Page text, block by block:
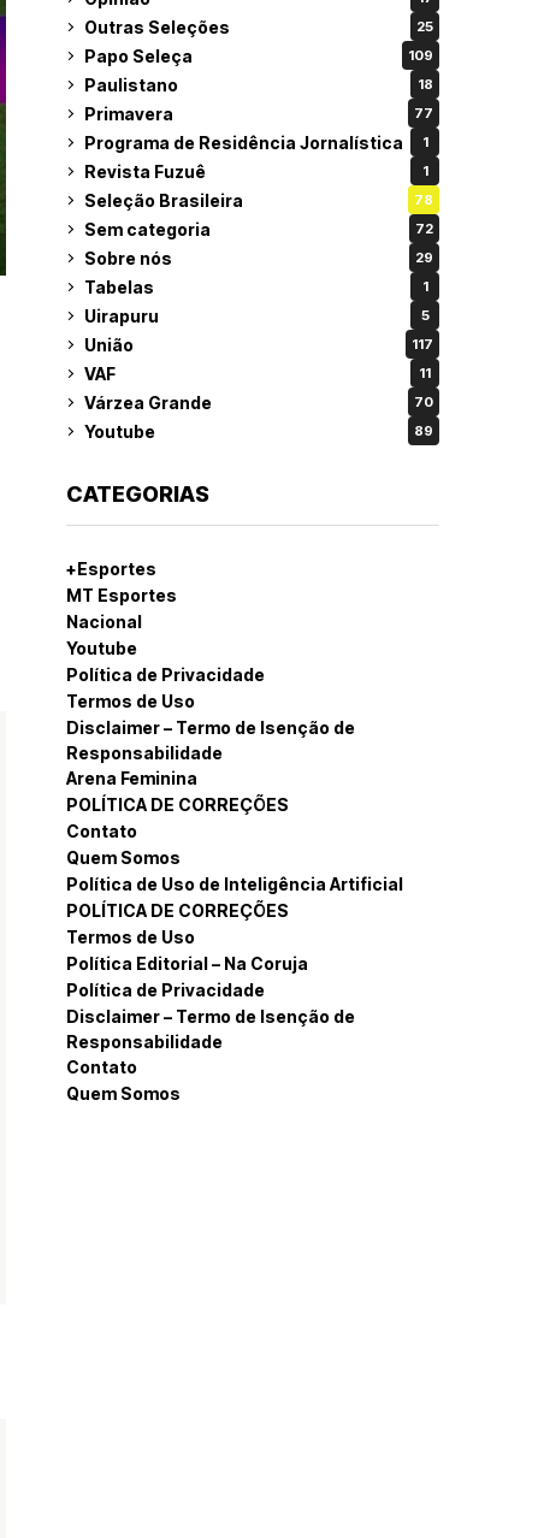
Outras Seleções 25
Papo Seleça 109
Paulistano 18
Primavera 77
Programa de Residência Jornalística 1
Revista Fuzuê 1
Seleção Brasileira 78
Sem categoria 72
Sobre nós 29
Tabelas 1
Uirapuru 5
União 117
VAF 11
Várzea Grande 70
Youtube 89
CATEGORIAS
+Esportes
MT Esportes
Nacional
Youtube
Política de Privacidade
Termos de Uso
Disclaimer – Termo de Isenção de
Responsabilidade
Arena Feminina
POLÍTICA DE CORREÇÕES
Contato
Quem Somos
Política de Uso de Inteligência Artificial
POLÍTICA DE CORREÇÕES
Termos de Uso
Política Editorial – Na Coruja
Política de Privacidade
Disclaimer – Termo de Isenção de
Responsabilidade
Contato
Quem Somos